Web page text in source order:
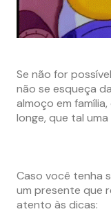
Se não for
não se esqueça
almoço em
longe, que tal
Caso você tenha
um presente que
atento às dicas: